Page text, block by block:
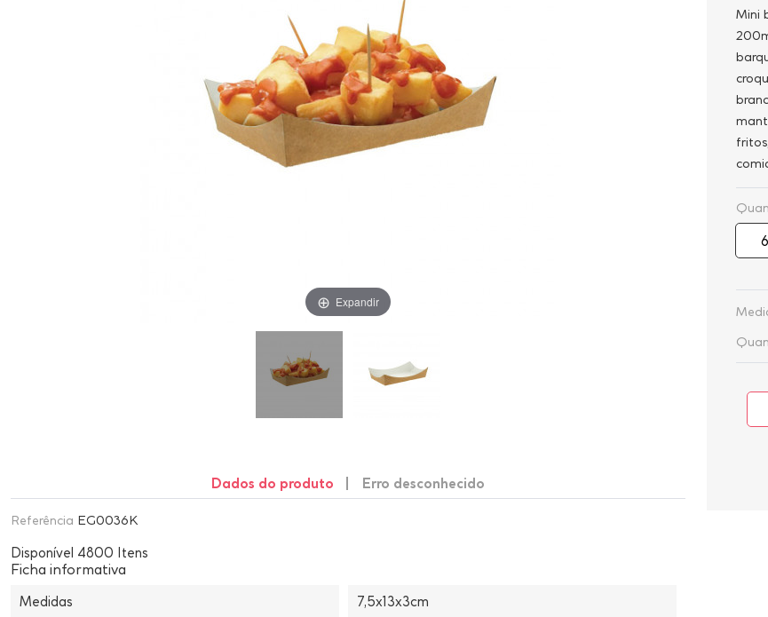
Expandir
Dados do produto Erro desconhecido
Referência EG0036K
Disponível 4800 Itens
Ficha informativa
Medidas 7,5x13x3cm
Mini